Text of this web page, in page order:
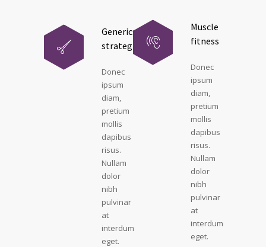
Generics
strategies
Donec
ipsum
diam,
pretium
mollis
dapibus
risus.
Nullam
dolor
nibh
pulvinar
at
interdum
eget.
Muscle
fitness
Donec
ipsum
diam,
pretium
mollis
dapibus
risus.
Nullam
dolor
nibh
pulvinar
at
interdum
eget.